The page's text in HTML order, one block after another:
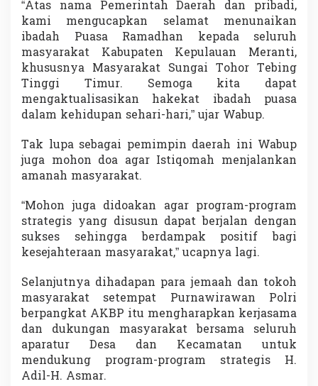
“Atas nama Pemerintah Daerah dan pribadi,
kami mengucapkan selamat menunaikan
ibadah Puasa Ramadhan kepada seluruh
masyarakat Kabupaten Kepulauan Meranti,
khususnya Masyarakat Sungai Tohor Tebing
Tinggi Timur. Semoga kita dapat
mengaktualisasikan hakekat ibadah puasa
dalam kehidupan sehari-hari,” ujar Wabup.
Tak lupa sebagai pemimpin daerah ini Wabup
juga mohon doa agar Istiqomah menjalankan
amanah masyarakat.
“Mohon juga didoakan agar program-program
strategis yang disusun dapat berjalan dengan
sukses sehingga berdampak positif bagi
kesejahteraan masyarakat,” ucapnya lagi.
Selanjutnya dihadapan para jemaah dan tokoh
masyarakat setempat Purnawirawan Polri
berpangkat AKBP itu mengharapkan kerjasama
dan dukungan masyarakat bersama seluruh
aparatur Desa dan Kecamatan untuk
mendukung program-program strategis H.
Adil-H. Asmar.